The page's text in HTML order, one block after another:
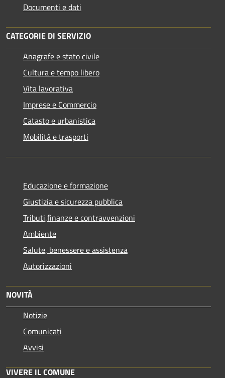
Documenti e dati
CATEGORIE DI SERVIZIO
Anagrafe e stato civile
Cultura e tempo libero
Vita lavorativa
Imprese e Commercio
Catasto e urbanistica
Mobilità e trasporti
Educazione e formazione
Giustizia e sicurezza pubblica
Tributi,finanze e contravvenzioni
Ambiente
Salute, benessere e assistenza
Autorizzazioni
NOVITÀ
Notizie
Comunicati
Avvisi
VIVERE IL COMUNE